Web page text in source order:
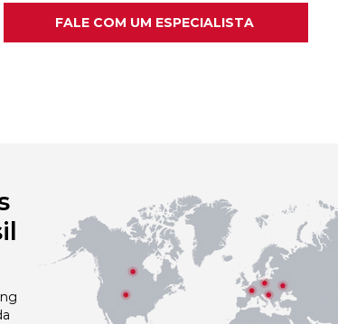
FALE COM UM ESPECIALISTA